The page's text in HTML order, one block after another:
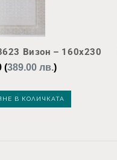
Визон – 160х230
(389.00 лв.)
В КОЛИЧКАТА